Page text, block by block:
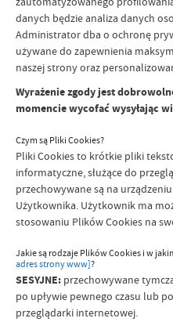
danych będzie analiza danych
Administrator dba o ochronę
używane do zapewnienia
naszej strony oraz
Wyrażenie zgody jest
momencie wycofać wysyłając
Czym są Pliki Cookies?
Pliki Cookies to krótkie pliki
informatyczne, służące do
przechowywane są na
Użytkownika. Użytkownik ma
stosowaniu Plików Cookies na
Jakie są rodzaje Plików Cookies i w
adres strony www]?
SESYJNE: przechowywane
po upływie pewnego czasu lub
przeglądarki internetowej.